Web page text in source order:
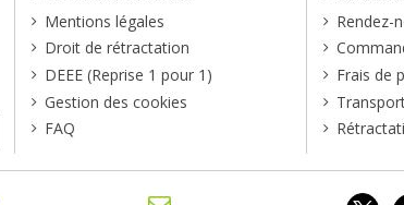
Mentions légales
Droit de rétractation
DEEE (Reprise 1 pour 1)
Gestion des cookies
FAQ
Rendez-
Frais de